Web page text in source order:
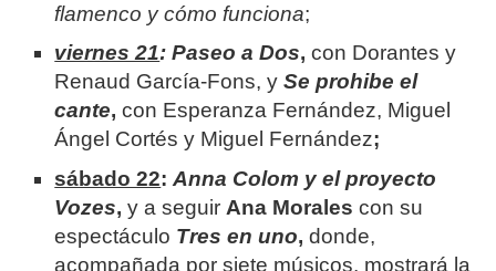
flamenco y cómo funciona;
viernes 21:Paseo a Dos,con Dorantes y
Renaud García-Fons, ySe prohibe el
cante,con Esperanza Fernández, Miguel
Ángel Cortés y Miguel Fernández;
sábado 22:Anna Colom y el proyecto
Vozes,y a seguir Ana Moralescon su
espectáculo Tres en uno,donde,
acompañada por siete músicos, mostrará la